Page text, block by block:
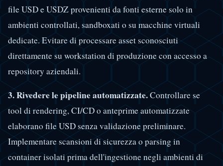
file USD e USDZ provenienti da fonti esterne solo in
ambienti controllati, sandboxati o su macchine virtuali
dedicate. Evitare di processare asset sconosciuti
direttamente su workstation di produzione con accesso a
repository aziendali.
3. Rivedere le pipeline automatizzate.Controllare se
tool di rendering, CI/CD o anteprime automatizzate
elaborano file USD senza validazione preliminare.
Implementare scansioni di sicurezza o parsing in
container isolati prima dell'ingestione negli ambienti di